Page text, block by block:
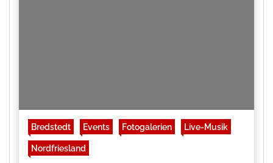
Bredstedt Events Fotogalerien Live-Musik
Nordfriesland